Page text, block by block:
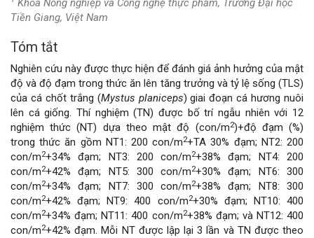
Khoa Nông nghiệp và Công nghệ thực phẩm, Trường Đại học
Tiền Giang, Việt Nam
Nội
dung
chính
của
bài
viết
Tóm tắt
Nghiên cứu này được thực hiện để đánh giá ảnh hưởng của mật
độ và độ đạm trong thức ăn lên tăng trưởng và tỷ lệ sống (TLS)
của cá chốt trắng (Mystus planiceps) giai đoạn cá hương nuôi
lên cá giống. Thí nghiệm (TN) được bố trí ngẫu nhiên với 12
nghiệm thức (NT) dựa theo mật độ (con/m2)+độ đạm (%)
trong thức ăn gồm NT1: 200 con/m2+TA 30% đạm; NT2: 200
con/m2+34% đạm; NT3: 200 con/m2+38% đạm; NT4: 200
con/m2+42% đạm; NT5: 300 con/m2+30% đạm; NT6: 300
con/m2+34% đạm; NT7: 300 con/m2+38% đạm; NT8: 300
con/m2+42% đạm; NT9: 400 con/m2+30% đạm; NT10: 400
con/m2+34% đạm; NT11: 400 con/m2+38% đạm; và NT12: 400
con/m2+42% đạm. Mỗi NT được lập lại 3 lần và TN được theo